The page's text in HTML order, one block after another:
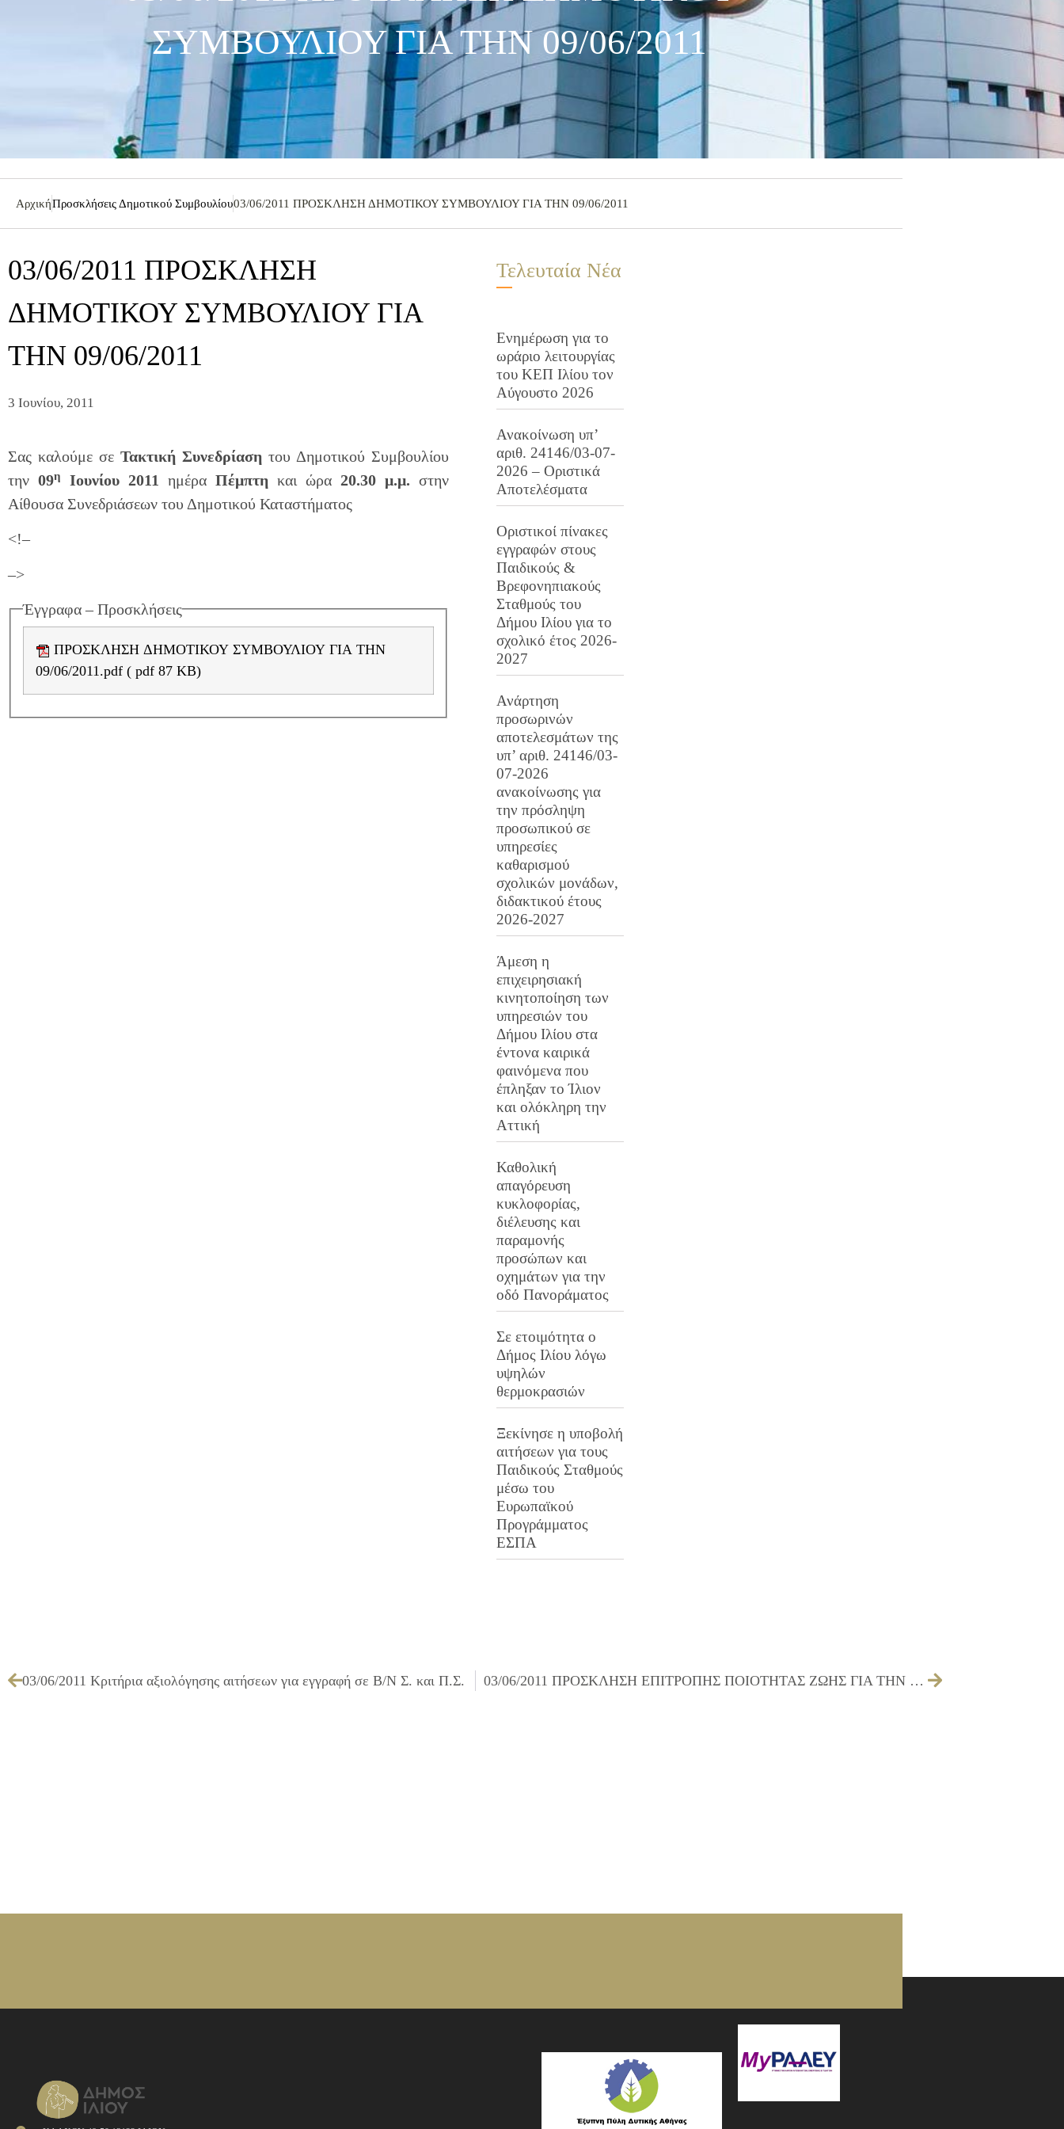
ΣΥΜΒΟΥΛΙΟΥ ΓΙΑ ΤΗΝ 09/06/2011
ΑρχικήΠροσκλήσεις Δημοτικού Συμβουλίου03/06/2011 ΠΡΟΣΚΛΗΣΗ ΔΗΜΟΤΙΚΟΥ ΣΥΜΒΟΥΛΙΟΥ ΓΙΑ ΤΗΝ 09/06/2011
03/06/2011 ΠΡΟΣΚΛΗΣΗ
ΔΗΜΟΤΙΚΟΥ ΣΥΜΒΟΥΛΙΟΥ ΓΙΑ
ΤΗΝ 09/06/2011
3 Ιουνίου, 2011
Σας καλούμε σεΤακτική Συνεδρίαση του Δημοτικού Συμβουλίου
την 09η Ιουνίου 2011 ημέραΠέμπτηκαι ώρα20.30 μ.μ. στην
Αίθουσα Συνεδριάσεων του Δημοτικού Καταστήματος
<!–
–>
Έγγραφα – Προσκλήσεις
09/06/2011.pdf ( pdf 87 KB)
Τελευταία Νέα
Ενημέρωση για το
ωράριο λειτουργίας
του ΚΕΠ Ιλίου τον
Αύγουστο 2026
Ανακοίνωση υπ’
αριθ. 24146/03-07-
2026 – Οριστικά
Αποτελέσματα
Οριστικοί πίνακες
εγγραφών στους
Παιδικούς &
Βρεφονηπιακούς
Σταθμούς του
Δήμου Ιλίου για το
σχολικό έτος 2026-
2027
Ανάρτηση
προσωρινών
αποτελεσμάτων της
υπ’ αριθ. 24146/03-
07-2026
ανακοίνωσης για
την πρόσληψη
προσωπικού σε
υπηρεσίες
καθαρισμού
σχολικών μονάδων,
διδακτικού έτους
2026-2027
Άμεση η
επιχειρησιακή
κινητοποίηση των
υπηρεσιών του
Δήμου Ιλίου στα
έντονα καιρικά
φαινόμενα που
έπληξαν το Ίλιον
και ολόκληρη την
Αττική
Καθολική
απαγόρευση
κυκλοφορίας,
διέλευσης και
παραμονής
προσώπων και
οχημάτων για την
οδό Πανοράματος
Σε ετοιμότητα ο
Δήμος Ιλίου λόγω
υψηλών
θερμοκρασιών
Ξεκίνησε η υποβολή
αιτήσεων για τους
Παιδικούς Σταθμούς
μέσω του
Ευρωπαϊκού
Προγράμματος
ΕΣΠΑ
03/06/2011 Κριτήρια αξιολόγησης αιτήσεων για εγγραφή σε Β/Ν Σ. και Π.Σ. 03/06/2011 ΠΡΟΣΚΛΗΣΗ ΕΠΙΤΡΟΠΗΣ ΠΟΙΟΤΗΤΑΣ ΖΩΗΣ ΓΙΑ ΤΗΝ 09/06/2011